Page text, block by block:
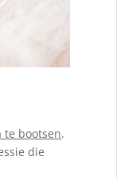
bootsen.
die